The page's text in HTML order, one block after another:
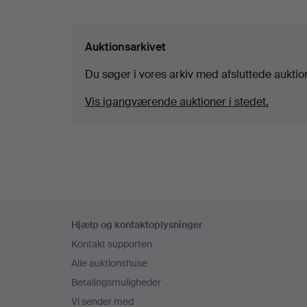
Auktionsarkivet
Du søger i vores arkiv med afsluttede
Vis igangværende auktioner i stedet.
Hjælp og kontaktoplysninger
Kontakt supporten
Alle auktionshuse
Betalingsmuligheder
Vi sender med